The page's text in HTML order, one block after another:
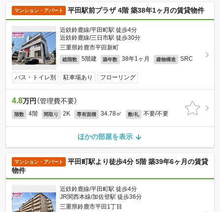
マンション・アパート 平田駅前プラザ 4階 築38年1ヶ月の賃貸物件
近鉄鈴鹿線/平田町駅 徒歩4分
近鉄鈴鹿線/三日市駅 徒歩30分
三重県鈴鹿市平田新町
総階数 5階建 築年数 38年1ヶ月 建物構造 SRC
バス・トイレ別 駐車場あり フローリング
4.8万円 （管理費不要）
階数 4階 間取り 2K 専有面積 34.78㎡ 敷/礼 不要/不要
ほかの部屋を表示
マンション・アパート
平田町駅より徒歩4分 5階 築39年6ヶ月の賃貸
物件
近鉄鈴鹿線/平田町駅 徒歩4分
JR関西本線/加佐登駅 徒歩36分
三重県鈴鹿市平田1丁目